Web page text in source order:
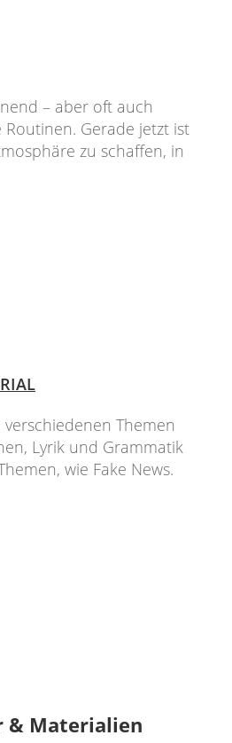
– aber oft auch
Gerade jetzt ist
zu schaffen, in
Themen
Lyrik und Grammatik
wie Fake News.
& Materialien